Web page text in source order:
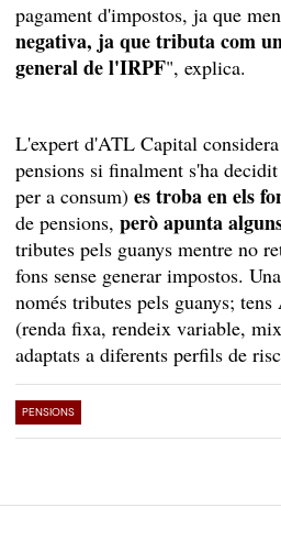
pagament d'impostos, ja que
negativa, ja que tributa com
general de l'IRPF", explica.
L'expert d'ATL Capital
pensions si finalment s'ha
per a consum) es troba en els
de pensions, però apunta
tributes pels guanys mentre no
fons sense generar impostos.
només tributes pels guanys;
(renda fixa, rendeix variable,
adaptats a diferents perfils de
PENSIONS